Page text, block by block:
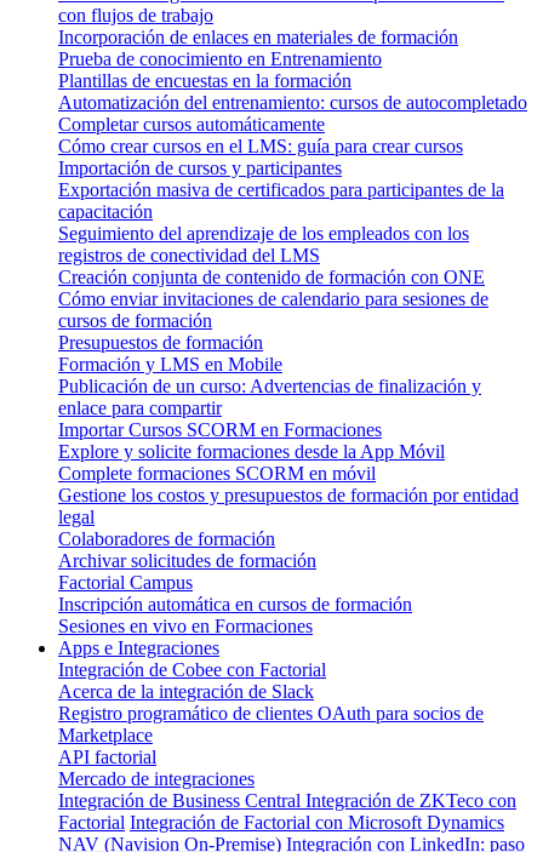
con flujos de trabajo
Incorporación de enlaces en materiales de formación
Prueba de conocimiento en Entrenamiento
Plantillas de encuestas en la formación
Automatización del entrenamiento: cursos de autocompletado
Completar cursos automáticamente
Cómo crear cursos en el LMS: guía para crear cursos
Importación de cursos y participantes
Exportación masiva de certificados para participantes de la
capacitación
Seguimiento del aprendizaje de los empleados con los
registros de conectividad del LMS
Creación conjunta de contenido de formación con ONE
Cómo enviar invitaciones de calendario para sesiones de
cursos de formación
Presupuestos de formación
Formación y LMS en Mobile
Publicación de un curso: Advertencias de finalización y
enlace para compartir
Importar Cursos SCORM en Formaciones
Explore y solicite formaciones desde la App Móvil
Complete formaciones SCORM en móvil
Gestione los costos y presupuestos de formación por entidad
legal
Colaboradores de formación
Archivar solicitudes de formación
Factorial Campus
Inscripción automática en cursos de formación
Sesiones en vivo en Formaciones
Apps e Integraciones
Integración de Cobee con Factorial
Acerca de la integración de Slack
Registro programático de clientes OAuth para socios de
Marketplace
API factorial
Mercado de integraciones
Integración de Business Central Integración de ZKTeco con
Factorial Integración de Factorial con Microsoft Dynamics
NAV (Navision On-Premise) Integración con LinkedIn: paso